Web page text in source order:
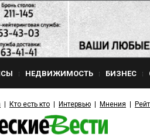
НЕДВИЖИМОСТЬ БИЗНЕС
Кто есть кто Интервью Мнения